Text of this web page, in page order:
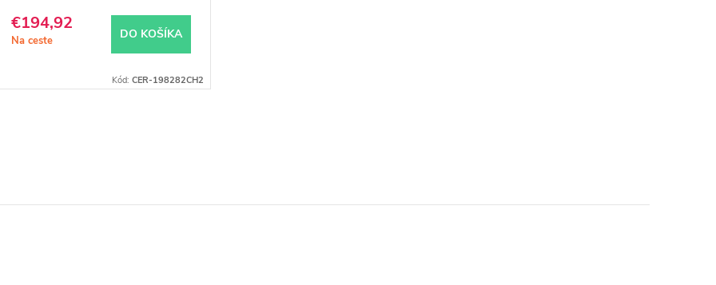
€194,92
Na ceste DO KOŠÍKA
Kód:CER-198282CH2